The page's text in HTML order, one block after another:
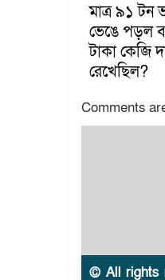
মাত্র ৯১ টন
ভেঙে পড়ল
টাকা কেজি
রেখেছিল?
Comments
© All rights